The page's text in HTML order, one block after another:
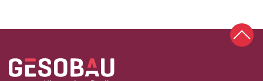
Fußbereich
Zur Startseite